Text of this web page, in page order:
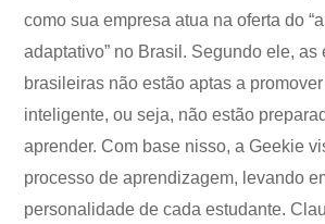
como sua empresa atua na oferta do
adaptativo” no Brasil. Segundo ele, as
brasileiras não estão aptas a
inteligente, ou seja, não estão
aprender. Com base nisso, a Geekie
processo de aprendizagem, levando
personalidade de cada estudante.